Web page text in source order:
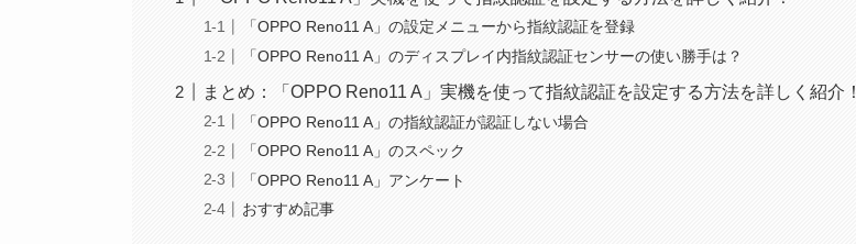
「OPPO Reno11 A」の設定メニューから指紋認証を登録
「OPPO Reno11 A」のディスプレイ内指紋認証センサーの使い勝手は？
まとめ：「OPPO Reno11 A」実機を使って指紋認証を設定する方法を詳しく紹介！
「OPPO Reno11 A」の指紋認証が認証しない場合
「OPPO Reno11 A」のスペック
「OPPO Reno11 A」アンケート
おすすめ記事